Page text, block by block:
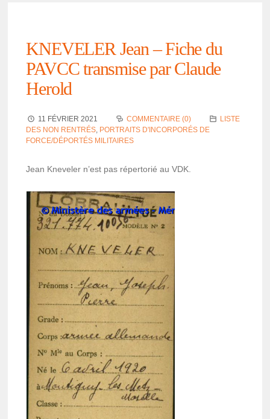
KNEVELER Jean – Fiche du
PAVCC trans­mise par Claude
Herold
11 FÉVRIER 2021 COMMENTAIRE (0)
LISTE
DES NON RENTRÉS, PORTRAITS D'INCORPORÉS DE
FORCE/DÉPORTÉS MILITAIRES
Jean Kneve­ler n’est pas réper­to­rié au VDK.